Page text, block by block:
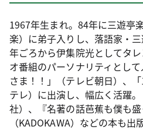
1967年生まれ。84年に三遊亭
楽）に弟子入りし、落語家・
年ごろから伊集院光としてタ
オ番組のパーソナリティとし
さま！！」（テレビ朝日）、
テレ）に出演し、幅広く活躍
社）、『名著の話芭蕉も僕も盛
（KADOKAWA）などの本も出